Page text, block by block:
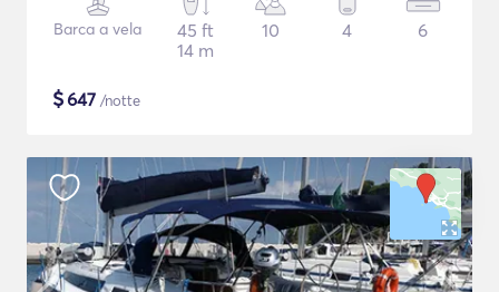
Barca a vela
45 ft
14 m
10 4 6
$647 /notte